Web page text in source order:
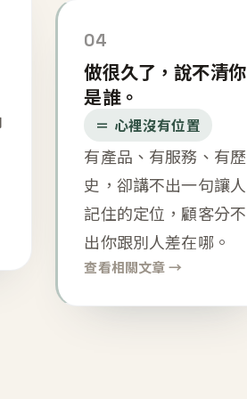
04
做很久了，說不清你
是誰。
＝ 心裡沒有位置
有產品、有服務、有歷
史，卻講不出一句讓人
記住的定位，顧客分不
出你跟別人差在哪。
查看相關文章 →